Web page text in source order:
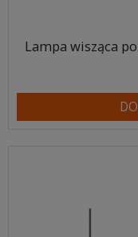
Lampa wisząca